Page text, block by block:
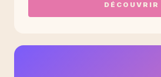
DÉCOUVRIR